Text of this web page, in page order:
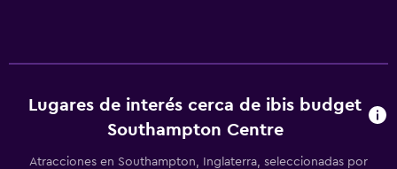
Sistema de entretenimiento
TV de pantalla plana
Sala de estar/TV compartida
Lugares de interés cerca de ibis budget
Southampton Centre
Atracciones en Southampton, Inglaterra, seleccionadas por